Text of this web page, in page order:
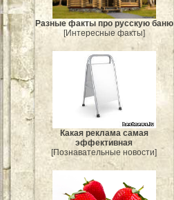
Разные факты про русскую баню
[Интересные факты]
Какая реклама самая
эффективная
[Познавательные новости]